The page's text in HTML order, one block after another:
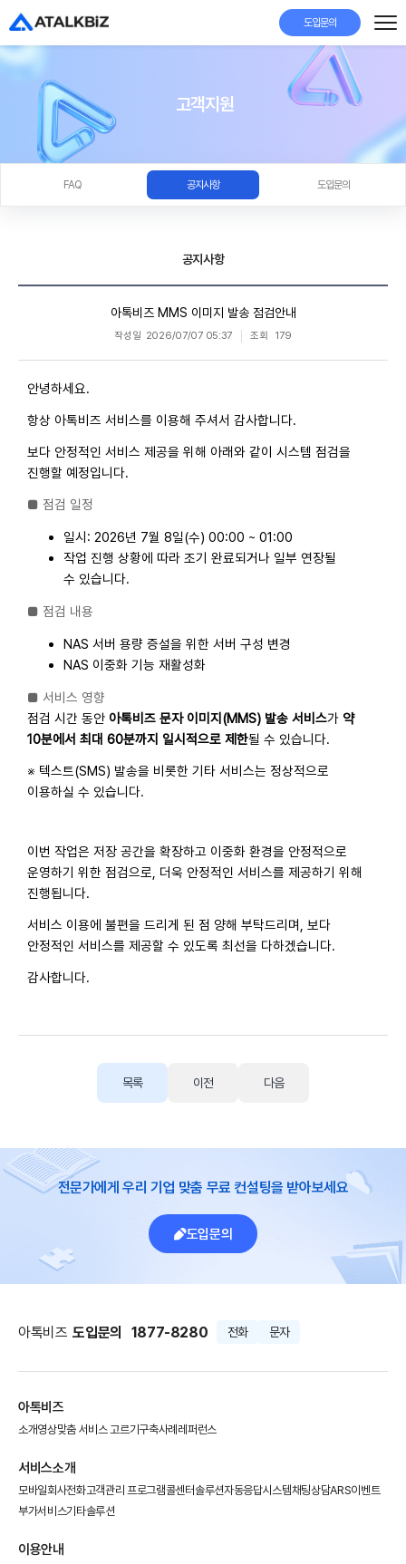
도입문의
고객지원
FAQ 공지사항 도입문의
공지사항
아톡비즈 MMS 이미지 발송 점검안내
작성일 2026/07/07 05:37 조회 179
안녕하세요.
항상 아톡비즈 서비스를 이용해 주셔서 감사합니다.
보다 안정적인 서비스 제공을 위해 아래와 같이 시스템 점검을
진행할 예정입니다.
■ 점검 일정
일시: 2026년 7월 8일(수) 00:00 ~ 01:00
작업 진행 상황에 따라 조기 완료되거나 일부 연장될
수 있습니다.
■ 점검 내용
NAS 서버 용량 증설을 위한 서버 구성 변경
NAS 이중화 기능 재활성화
■ 서비스 영향
점검 시간 동안 아톡비즈 문자 이미지(MMS) 발송 서비스​가 약
10분에서 최대 60분까지 일시적으로 제한될 수 있습니다.
※ 텍스트(SMS) 발송을 비롯한 기타 서비스는 정상적으로
이용하실 수 있습니다.
이번 작업은 저장 공간을 확장하고 이중화 환경을 안정적으로
운영하기 위한 점검으로, 더욱 안정적인 서비스를 제공하기 위해
진행됩니다.
서비스 이용에 불편을 드리게 된 점 양해 부탁드리며, 보다
안정적인 서비스를 제공할 수 있도록 최선을 다하겠습니다.
감사합니다.
목록 이전 다음
전문가에게 우리 기업 맞춤 무료 컨설팅을 받아보세요
도입문의
아톡비즈 도입문의 1877-8280 전화 문자
아톡비즈
소개영상맞춤 서비스 고르기구축사례 레퍼런스
서비스소개
모바일회사전화고객관리 프로그램콜센터솔루션자동응답시스템채팅상담ARS이벤트
부가서비스기타솔루션
이용안내